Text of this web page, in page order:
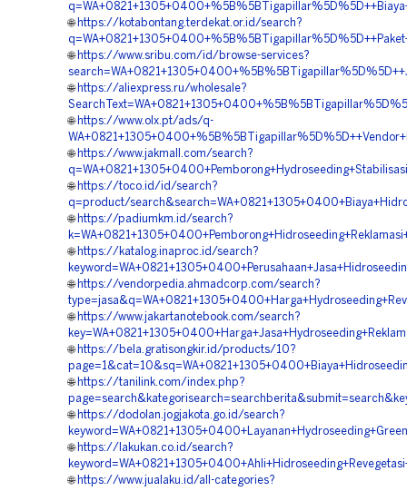
🌐 https://kotabontang.terdekat.or.id/search?
🌐 https://www.sribu.com/id/browse-services?
🌐 https://aliexpress.ru/wholesale?
🌐 https://www.olx.pt/ads/q-
🌐 https://www.jakmall.com/search?
🌐 https://toco.id/id/search?
q=product/
🌐 https://padiumkm.id/search?
🌐 https://katalog.inaproc.id/search?
🌐 https://vendorpedia.ahmadcorp.com/search?
🌐 https://www.jakartanotebook.com/search?
🌐 https://bela.gratisongkir.id/products/10?
🌐 https://tanilink.com/index.php?
🌐 https://dodolan.jogjakota.go.id/search?
🌐 https://lakukan.co.id/search?
🌐 https://www.jualaku.id/all-categories?